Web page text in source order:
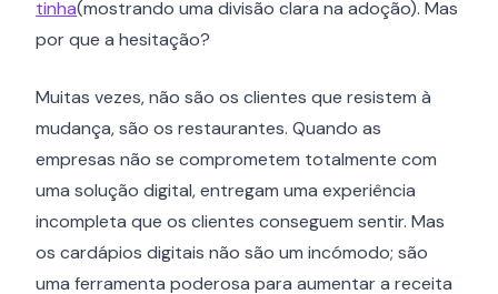
tinha(mostrando uma divisão clara na adoção). Mas
por que a hesitação?
Muitas vezes, não são os clientes que resistem à
mudança, são os restaurantes. Quando as
empresas não se comprometem totalmente com
uma solução digital, entregam uma experiência
incompleta que os clientes conseguem sentir. Mas
os cardápios digitais não são um incómodo; são
uma ferramenta poderosa para aumentar a receita